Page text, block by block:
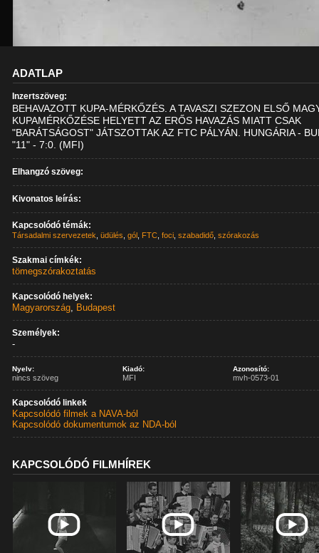
ADATLAP
Inzertszöveg:
BEHAVAZOTT KUPA-MÉRKŐZÉS. A TAVASZI SZEZON ELSŐ
KUPAMÉRKŐZÉSE HELYETT AZ ERŐS HAVAZÁS MIATT CSAK
"BARÁTSÁGOST" JÁTSZOTTAK AZ FTC PÁLYÁN. HUNGÁRIA -
"11" - 7:0. (MFI)
Elhangzó szöveg:
Kivonatos leírás:
Kapcsolódó témák:
Társadalmi szervezetek ,üdülés ,gól FTC ,foci ,szabadidő ,szórakozás
Szakmai címkék:
tömegszórakoztatás
Kapcsolódó helyek:
Magyarország, Budapest
Személyek:
-
Nyelv:
nincs szöveg
Kiadó:
MFI
Azonosító:
mvh-0573-01
Kapcsolódó linkek
Kapcsolódó filmek a NAVA-ból
Kapcsolódó dokumentumok az NDA-ból
KAPCSOLÓDÓ FILMHÍREK